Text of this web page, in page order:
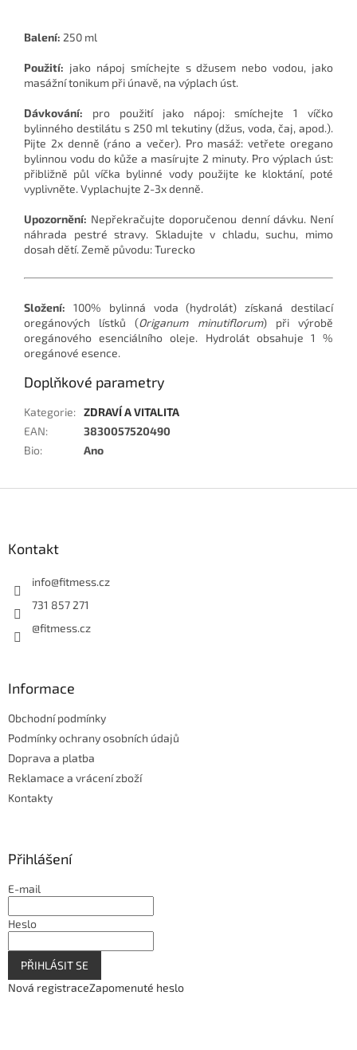
Balení: 250 ml
Použití: jako nápoj smíchejte s džusem nebo vodou, jako
masážní tonikum při únavě, na výplach úst.
Dávkování: pro použití jako nápoj: smíchejte 1 víčko
bylinného destilátu s 250 ml tekutiny (džus, voda, čaj, apod.).
Pijte 2x denně (ráno a večer). Pro masáž: vetřete oregano
bylinnou vodu do kůže a masírujte 2 minuty. Pro výplach úst:
přibližně půl víčka bylinné vody použijte ke kloktání, poté
vyplivněte. Vyplachujte 2-3x denně.
Upozornění: Nepřekračujte doporučenou denní dávku. Není
náhrada pestré stravy. Skladujte v chladu, suchu, mimo
dosah dětí. Země původu:Turecko
Složení: 100% bylinná voda (hydrolát) získaná destilací
oregánových lístků (Origanum minutiflorum) při výrobě
oregánového esenciálního oleje. Hydrolát obsahuje 1 %
oregánové esence.
Doplňkové parametry
Kategorie: ZDRAVÍ A VITALITA
EAN:
3830057520490
Bio: Ano
Kontakt
info@fitmess.cz
731 857 271
@fitmess.cz
Informace
Obchodní podmínky
Podmínky ochrany osobních údajů
Doprava a platba
Reklamace a vrácení zboží
Kontakty
Přihlášení
E-mail
Heslo
PŘIHLÁSIT SE
Nová registraceZapomenuté heslo